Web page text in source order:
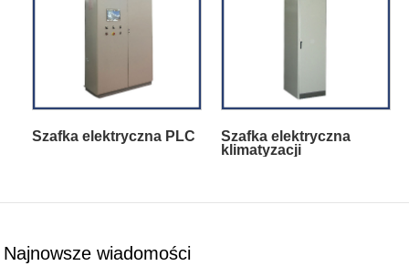
Szafka elektryczna PLC
Szafka elektryczna
klimatyzacji
Najnowsze wiadomości